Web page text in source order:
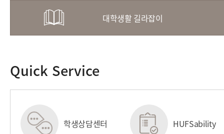
대학생활 길라잡이
Quick Service
학생상담센터 HUFSability